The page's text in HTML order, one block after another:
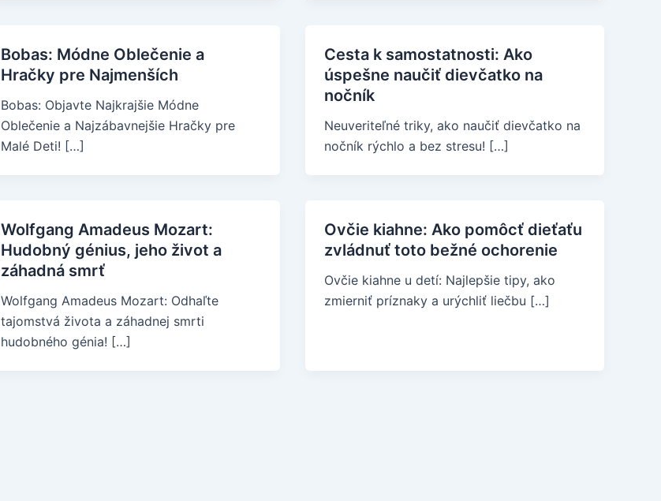
Bobas: Módne Oblečenie a
Hračky pre Najmenších
Bobas: Objavte Najkrajšie Módne
Oblečenie a Najzábavnejšie Hračky pre
Malé Deti! […]
Cesta k samostatnosti: Ako
úspešne naučiť dievčatko na
nočník
Neuveriteľné triky, ako naučiť dievčatko na
nočník rýchlo a bez stresu! […]
Wolfgang Amadeus Mozart:
Hudobný génius, jeho život a
záhadná smrť
Wolfgang Amadeus Mozart: Odhaľte
tajomstvá života a záhadnej smrti
hudobného génia! […]
Ovčie kiahne: Ako pomôcť dieťaťu
zvládnuť toto bežné ochorenie
Ovčie kiahne u detí: Najlepšie tipy, ako
zmierniť príznaky a urýchliť liečbu […]